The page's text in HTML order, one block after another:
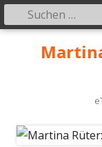
Primäres
Menü